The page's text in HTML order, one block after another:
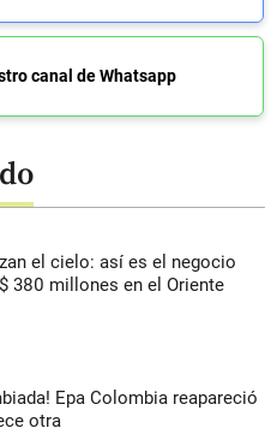
canal de Whatsapp
el cielo: así es el negocio
380 millones en el Oriente
Epa Colombia reapareció
otra